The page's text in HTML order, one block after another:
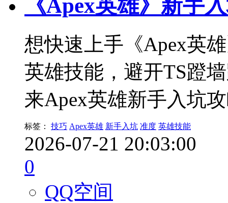
《Apex英雄》新手
想快速上手《Apex英
英雄技能，避开TS蹬
来Apex英雄新手入坑
标签： 技巧 Apex英雄 新手入坑 准度 英雄技能
2026-07-21 20:03:00
0
QQ空间